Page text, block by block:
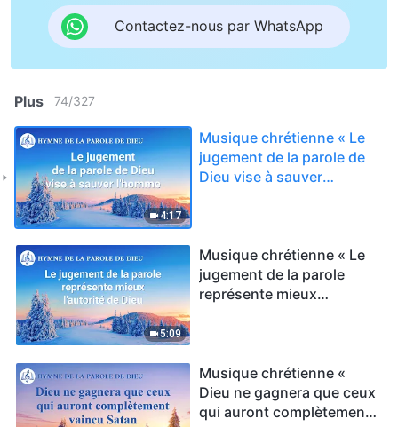
Contactez-nous par WhatsApp
Plus 74/327
4:17
Musique chrétienne « Le
jugement de la parole de
Dieu vise à sauver
5:09
Musique chrétienne « Le
jugement de la parole
représente mieux
Musique chrétienne «
Dieu ne gagnera que ceux
qui auront complètement